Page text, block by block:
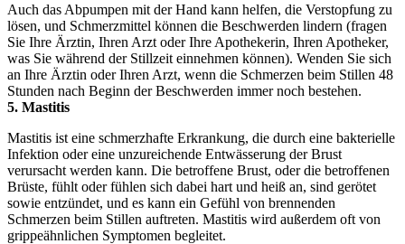
Auch das Abpumpen mit der Hand kann helfen, die Verstopfung zu
lösen, und Schmerzmittel können die Beschwerden lindern (fragen
Sie Ihre Ärztin, Ihren Arzt oder Ihre Apothekerin, Ihren Apotheker,
was Sie während der Stillzeit einnehmen können). Wenden Sie sich
an Ihre Ärztin oder Ihren Arzt, wenn die Schmerzen beim Stillen 48
Stunden nach Beginn der Beschwerden immer noch bestehen.
5. Mastitis
Mastitis ist eine schmerzhafte Erkrankung, die durch eine bakterielle
Infektion oder eine unzureichende Entwässerung der Brust
verursacht werden kann. Die betroffene Brust, oder die betroffenen
Brüste, fühlt oder fühlen sich dabei hart und heiß an, sind gerötet
sowie entzündet, und es kann ein Gefühl von brennenden
Schmerzen beim Stillen auftreten. Mastitis wird außerdem oft von
grippeähnlichen Symptomen begleitet.